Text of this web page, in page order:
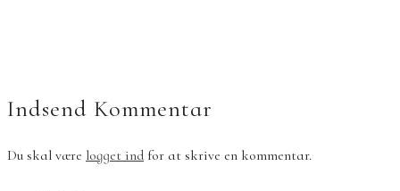
Indsend Kommentar
Du skal være logget ind for at skrive en kommentar.